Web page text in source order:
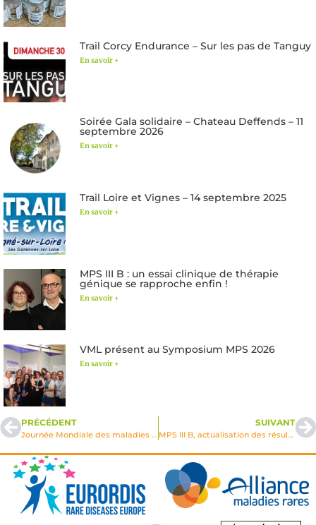
Trail Corcy Endurance – Sur les pas de Tanguy
En savoir +
Soirée Gala solidaire – Chateau Deffends – 11
septembre 2026
En savoir +
Trail Loire et Vignes – 14 septembre 2025
En savoir +
MPS III B : un essai clinique de thérapie
génique se rapproche enfin !
En savoir +
VML présent au Symposium MPS 2026
En savoir +
PRÉCÉDENT
Journée Mondiale des maladies rares
SUIVANT
MPS III B, actualisation des résultats précliniques du projet de recherche financé par VML